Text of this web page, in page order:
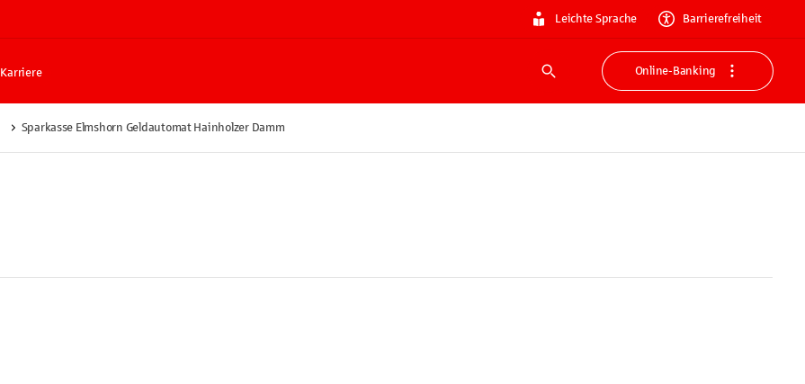
Leichte Sprache Barrierefreiheit
Karriere
Suche
Online-Banking
Sparkasse Elmshorn Geldautomat Hainholzer Damm